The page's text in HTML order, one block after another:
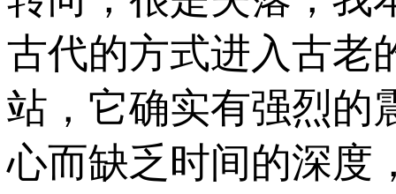
古代的方式进入古老
站，它确实有强烈的
心而缺乏时间的深度